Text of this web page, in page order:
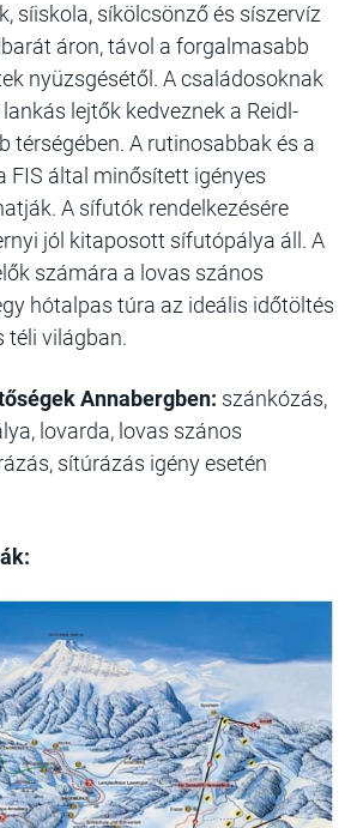
síiskola, síkölcsönző és síszervíz
áron, távol a forgalmasabb
nyüzsgésétől. A családosoknak
lejtők kedveznek a Reidl-
térségében. A rutinosabbak és a
FIS által minősített igényes
A sífutók rendelkezésére
jól kitaposott sífutópálya áll. A
számára a lovas szános
hótalpas túra az ideális időtöltés
téli világban.
Annabergben: szánkózás,
lovarda, lovas szános
sítúrázás igény esetén